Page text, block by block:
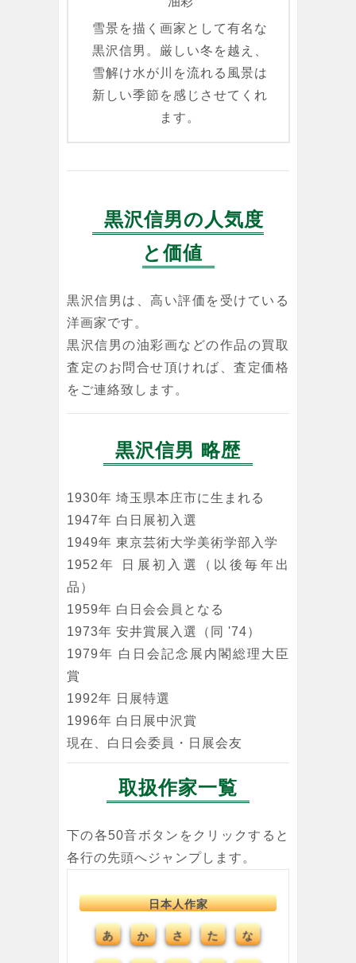
雪景を描く画家として有名な
黒沢信男。厳しい冬を越え、
雪解け水が川を流れる風景は
新しい季節を感じさせてくれ
ます。
黒沢信男の人気度
と価値
黒沢信男は、高い評価を受けている
洋画家です。
黒沢信男の油彩画などの作品の買取
査定のお問合せ頂ければ、査定価格
をご連絡致します。
黒沢信男 略歴
1930年 埼玉県本庄市に生まれる
1947年 白日展初入選
1949年 東京芸術大学美術学部入学
1952年 日展初入選（以後毎年出
品）
1959年 白日会会員となる
1973年 安井賞展入選（同 '74）
1979年 白日会記念展内閣総理大臣
賞
1992年 日展特選
1996年 白日展中沢賞
現在、白日会委員・日展会友
取扱作家一覧
下の各50音ボタンをクリックすると
各行の先頭へジャンプします。
日本人作家
あ か さ た な